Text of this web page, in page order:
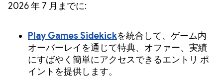
2026 年 7 月までに:
Play Games Sidekickを統合して、ゲーム内
オーバーレイを通じて特典、オファー、実績
にすばやく簡単にアクセスできるエントリ ポ
イントを提供します。